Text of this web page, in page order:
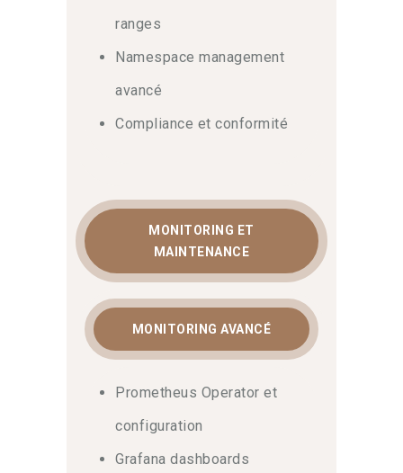
ranges
Namespace management
avancé
Compliance et conformité
MONITORING ET
MAINTENANCE
MONITORING AVANCÉ
Prometheus Operator et
configuration
Grafana dashboards